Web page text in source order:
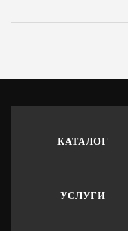
КАТАЛОГ
УСЛУГИ